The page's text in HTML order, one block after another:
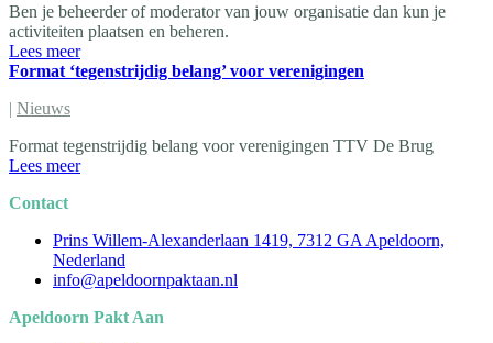
Ben je beheerder of moderator van jouw organisatie dan kun je
activiteiten plaatsen en beheren.
Lees meer
Format ‘tegenstrijdig belang’ voor verenigingen
| Nieuws
Format tegenstrijdig belang voor verenigingen TTV De Brug
Lees meer
Contact
Prins Willem-Alexanderlaan 1419, 7312 GA Apeldoorn,
Nederland
info@apeldoornpaktaan.nl
Apeldoorn Pakt Aan